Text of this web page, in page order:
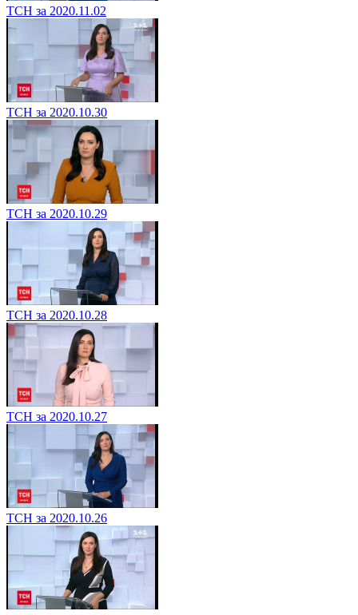
ТСН за 2020.11.02
ТСН за 2020.10.30
ТСН за 2020.10.29
ТСН за 2020.10.28
ТСН за 2020.10.27
ТСН за 2020.10.26